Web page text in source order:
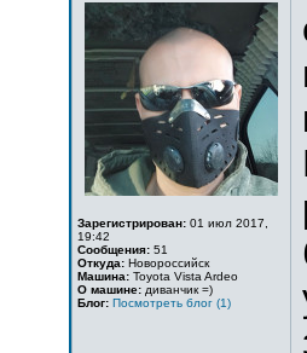
Зарегистрирован: 01 июл 2017,
19:42
Сообщения: 51
Откуда: Новороссийск
Машина: Toyota Vista Ardeo
О машине: диванчик =)
Блог: Посмотреть блог (1)